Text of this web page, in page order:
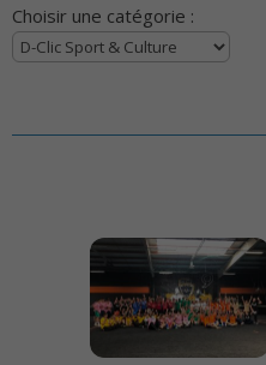
Choisir une catégorie :